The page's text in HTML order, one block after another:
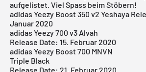
aufgelistet. Viel Spass beim Stöbern!
adidas Yeezy Boost 350 v2 Yeshaya
Januar 2020
adidas Yeezy 700 v3 Alvah
Release Date: 15. Februar 2020
adidas Yeezy Boost 700 MNVN
Triple Black
Release Date: 21. Februar 2020